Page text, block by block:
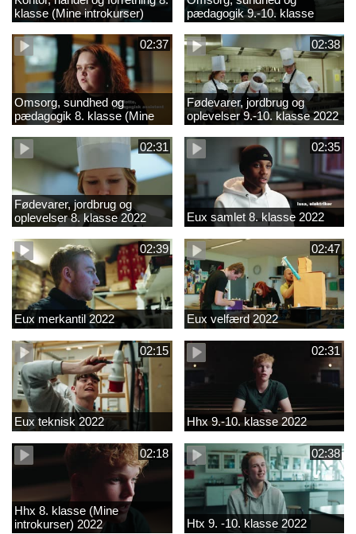
klasse (Mine introkurser)
2022
pædagogik 9.-10. klasse
2022
02:37
Omsorg, sundhed og
pædagogik 8. klasse (Mine
introkurser) 2022
02:38
Fødevarer, jordbrug og
oplevelser 9.-10. klasse 2022
02:31
Fødevarer, jordbrug og
oplevelser 8. klasse 2022
02:35
Eux samlet 8. klasse 2022
02:39
Eux merkantil 2022
02:47
Eux velfærd 2022
02:15
Eux teknisk 2022
02:31
Hhx 9.-10. klasse 2022
02:18
Hhx 8. klasse (Mine
introkurser) 2022
02:38
Htx 9. -10. klasse 2022